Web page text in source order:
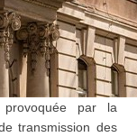
par la
transmission des